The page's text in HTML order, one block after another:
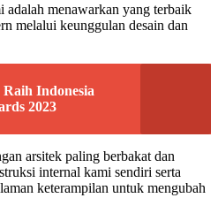
menawarkan yang terbaik
melalui keunggulan desain dan
Indonesia
2023
arsitek paling berbakat dan
internal kami sendiri serta
keterampilan untuk mengubah